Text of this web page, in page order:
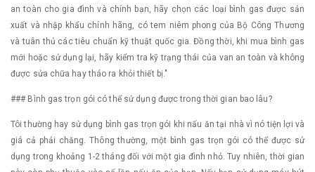
an toàn cho gia đình và chính bạn, hãy chọn các loại bình gas được sản
xuất và nhập khẩu chính hãng, có tem niêm phong của Bộ Công Thương
và tuân thủ các tiêu chuẩn kỹ thuật quốc gia. Đồng thời, khi mua bình gas
mới hoặc sử dụng lại, hãy kiểm tra kỹ trạng thái của van an toàn và không
được sửa chữa hay tháo ra khỏi thiết bị."
### Bình gas trọn gói có thể sử dụng được trong thời gian bao lâu?
Tôi thường hay sử dụng bình gas trọn gói khi nấu ăn tại nhà vì nó tiện lợi và
giá cả phải chăng. Thông thường, một bình gas trọn gói có thể được sử
dụng trong khoảng 1-2 tháng đối với một gia đình nhỏ. Tuy nhiên, thời gian